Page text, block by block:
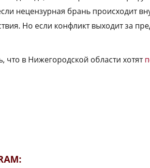
нецензурная брань происходит
Но если конфликт выходит за
в Нижегородской области хотят